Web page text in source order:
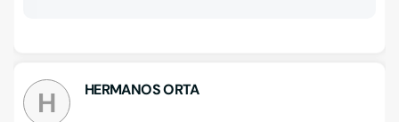
H HERMANOS ORTA